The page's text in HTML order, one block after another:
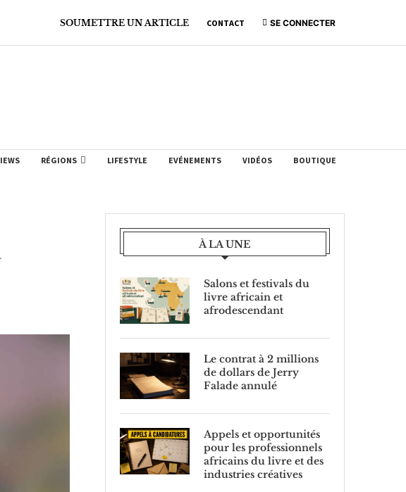
SOUMETTRE UN ARTICLE CONTACT SE CONNECTER
RÉGIONS LIFESTYLE EVÉNEMENTS VIDÉOS BOUTIQUE
À LA UNE
Salons et festivals du
livre africain et
afrodescendant
Le contrat à 2 millions
de dollars de Jerry
Falade annulé
Appels et opportunités
pour les professionnels
africains du livre et des
industries créatives